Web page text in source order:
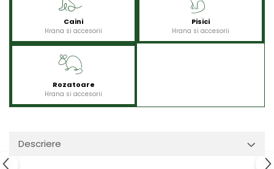
Caini
Hrana si accesorii
Pisici
Hrana si accesorii
Rozatoare
Hrana si accesorii
Descriere